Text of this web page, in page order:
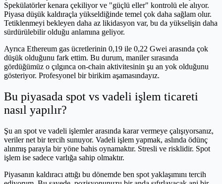
Spekülatörler kenara çekiliyor ve "güçlü eller" kontrolü ele alıyor.
Piyasa düşük kaldıraçla yükseldiğinde temel çok daha sağlam olur.
Tetiklenmeyi bekleyen daha az likidasyon var, bu da yükselişin daha
sürdürülebilir olduğu anlamına geliyor.
Ayrıca Ethereum gas ücretlerinin 0,19 ile 0,22 Gwei arasında çok
düşük olduğunu fark ettim. Bu durum, maniler sırasında
gördüğümüz o çılgınca on-chain aktivitesinin şu an yok olduğunu
gösteriyor. Profesyonel bir birikim aşamasındayız.
Bu piyasada spot vs vadeli işlem ticareti
nasıl yapılır?
Şu an spot ve vadeli işlemler arasında karar vermeye çalışıyorsanız,
veriler net bir tercih sunuyor. Vadeli işlem yapmak, aslında ödünç
alınmış parayla bir yöne bahis oynamaktır. Stresli ve risklidir. Spot
işlem ise sadece varlığa sahip olmaktır.
Piyasanın kaldıracı attığı bu dönemde ben spot yaklaşımını tercih